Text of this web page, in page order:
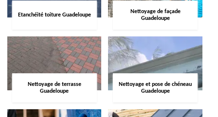
Etanchéité toiture Guadeloupe
Nettoyage de façade
Guadeloupe
Nettoyage de terrasse
Guadeloupe
Nettoyage et pose de chéneau
Guadeloupe